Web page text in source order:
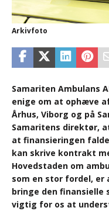
Arkivfoto
Samariten Ambulans
enige om at ophæve
Århus, Viborg og på
Samaritens direktør,
at finansieringen
kan skrive kontrakt
Hovedstaden om
som en stor fordel,
bringe den finansielle
vigtig for os at